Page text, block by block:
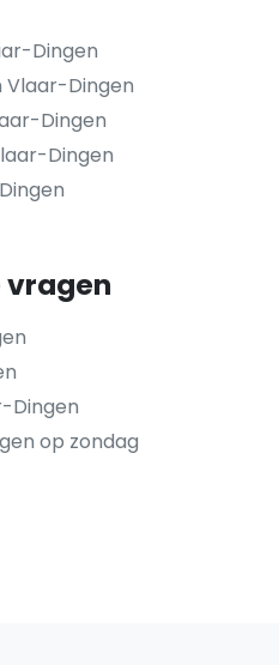
Dingen
Vlaar-Dingen
Dingen
Dingen
vragen
Dingen
op zondag